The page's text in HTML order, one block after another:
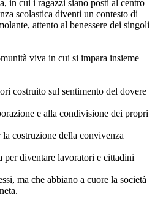
in cui i ragazzi siano posti al centro
scolastica diventi un contesto di
attento al benessere dei singoli
viva in cui si impara insieme
costruito sul sentimento del dovere
e alla condivisione dei propri
la costruzione della convivenza
per diventare lavoratori e cittadini
ma che abbiano a cuore la società